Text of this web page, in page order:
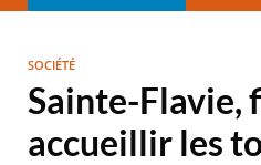
SOCIÉTÉ
Sainte-Flavie,
accueillir les